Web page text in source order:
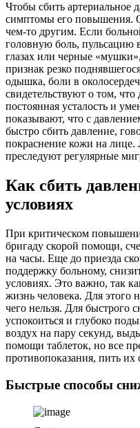
Чтобы сбить артериальное
симптомы его повышения.
чем-то другим. Если
головную боль, пульсацию
глазах или черные
признак резко
одышка, боли в
свидетельствуют о том,
постоянная усталость и
показывают, что с
быстро сбить давление,
покраснение кожи на лице.
преследуют регулярные
Как сбить
условиях
При критическом
бригаду скорой помощи,
на часы. Еще до приезда
поддержку больному,
условиях. Это важно, так
жизнь человека. Для этого
чего нельзя. Для быстрого
успокоиться и глубоко
воздух на пару секунд,
помощи таблеток, но все
противопоказания, пить их
Быстрые способы